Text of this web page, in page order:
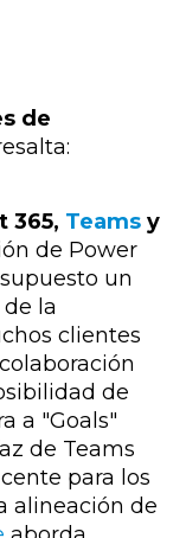
de
365, Teams y
de Power
un
la
clientes
de
a "Goals"
de Teams
para los
alineación de